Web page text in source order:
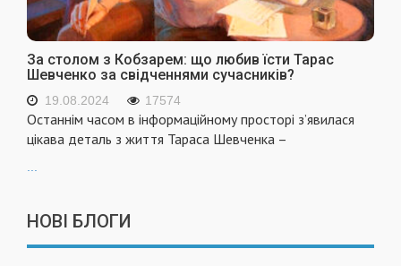
За столом з Кобзарем: що любив їсти Тарас
Шевченко за свідченнями сучасників?
19.08.2024 17574
Останнім часом в інформаційному просторі з’явилася
цікава деталь з життя Тараса Шевченка –
...
НОВІ БЛОГИ